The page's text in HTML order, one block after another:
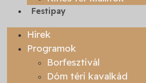
Festipay
Hírek
Programok
Borfesztivál
Dóm téri kavalkád